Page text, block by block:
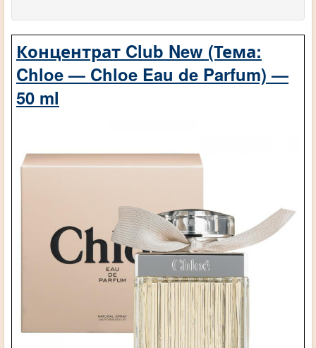
Концентрат Club New (Тема:
Chloe — Chloe Eau de Parfum) —
50 ml